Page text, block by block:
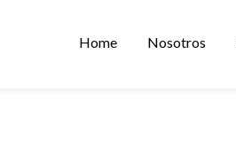
Home Nosotros